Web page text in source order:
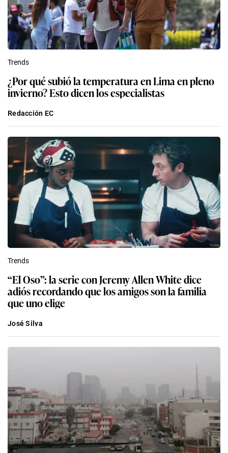
Trends
¿Por qué subió la temperatura en Lima en pleno
invierno? Esto dicen los especialistas
Redacción EC
Trends
“El Oso”: la serie con Jeremy Allen White dice
adiós recordando que los amigos son la familia
que uno elige
José Silva